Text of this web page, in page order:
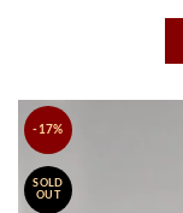
-17%
SOLD
OUT